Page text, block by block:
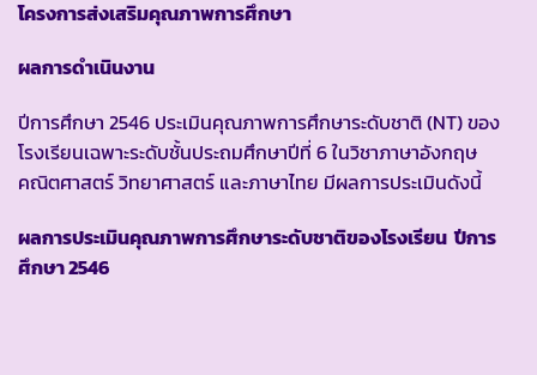
โครงการส่งเสริมคุณภาพการศึกษา
ผลการดำเนินงาน
ปีการศึกษา 2546 ประเมินคุณภาพการศึกษาระดับชาติ (NT) ของ
โรงเรียนเฉพาะระดับชั้นประถมศึกษาปีที่ 6 ในวิชาภาษาอังกฤษ
คณิตศาสตร์ วิทยาศาสตร์ และภาษาไทย มีผลการประเมินดังนี้
ผลการประเมินคุณภาพการศึกษาระดับชาติของโรงเรียน ปีการ
ศึกษา2546